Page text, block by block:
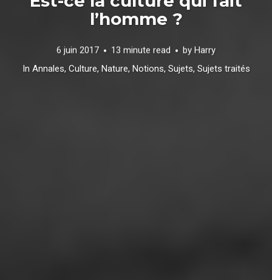
l’homme ?
6 juin 2017 13 minute read by Harry
In Annales, Culture, Nature, Notions, Sujets, Sujets traités